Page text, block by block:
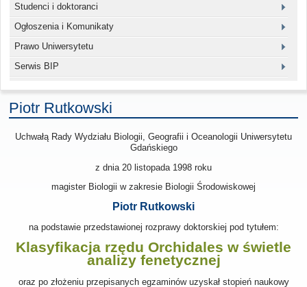
Studenci i doktoranci
Ogłoszenia i Komunikaty
Prawo Uniwersytetu
Serwis BIP
Piotr Rutkowski
Uchwałą Rady Wydziału Biologii, Geografii i Oceanologii Uniwersytetu
Gdańskiego
z dnia 20 listopada 1998 roku
magister Biologii w zakresie Biologii Środowiskowej
Piotr Rutkowski
na podstawie przedstawionej rozprawy doktorskiej pod tytułem:
Klasyfikacja rzędu Orchidales w świetle
analizy fenetycznej
oraz po złożeniu przepisanych egzaminów uzyskał stopień naukowy